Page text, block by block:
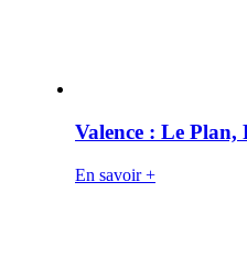
Valence : Le
En savoir +